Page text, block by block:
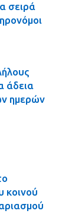
σειρά
άδεια
ημερών
κοινού